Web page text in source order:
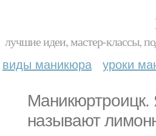
лучшие идеи, мастер-классы,
виды маникюра уроки
Маникюртроицк.
называют